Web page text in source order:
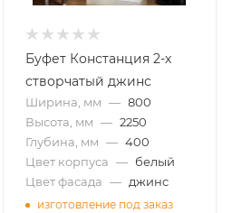
Буфет Констанция 2-х
створчатый джинс
Ширина, мм — 800
Высота, мм — 2250
Глубина, мм — 400
Цвет корпуса — белый
Цвет фасада — джинс
изготовление под заказ